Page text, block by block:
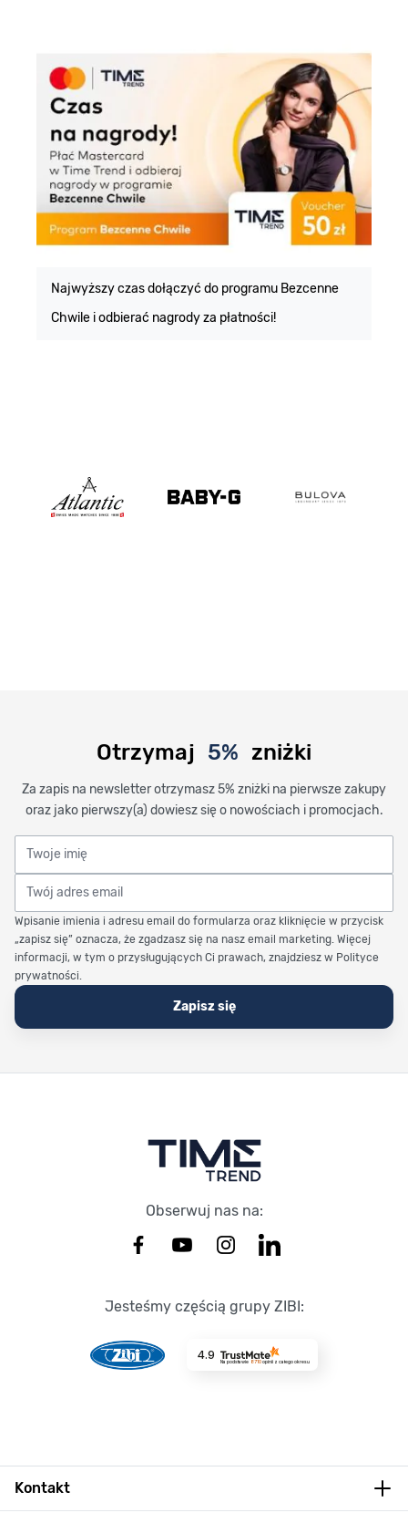
Najwyższy czas dołączyć do programu Bezcenne
Chwile i odbierać nagrody za płatności!
Otrzymaj 5% zniżki
Za zapis na newsletter otrzymasz 5% zniżki na pierwsze zakupy
oraz jako pierwszy(a) dowiesz się o nowościach i promocjach.
Twoje imię
Twój adres email
Wpisanie imienia i adresu email do formularza oraz kliknięcie w przycisk
„zapisz się” oznacza, że zgadzasz się na nasz email marketing. Więcej
informacji, w tym o przysługujących Ci prawach, znajdziesz w Polityce
prywatności.
Zapisz się
Obserwuj nas na:
Jesteśmy częścią grupy ZIBI:
4.9
Na podstawie 8710opinii z całego okresu
Kontakt